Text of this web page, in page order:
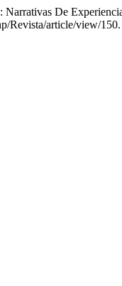
De
Revista/article/view/150.